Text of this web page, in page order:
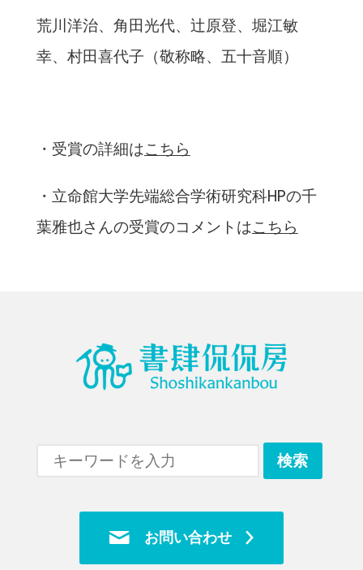
荒川洋治、角田光代、辻原登、堀江敏
幸、村田喜代子（敬称略、五十音順）
・受賞の詳細はこちら
・立命館大学先端総合学術研究科HPの千
葉雅也さんの受賞のコメントはこちら
お問い合わせ